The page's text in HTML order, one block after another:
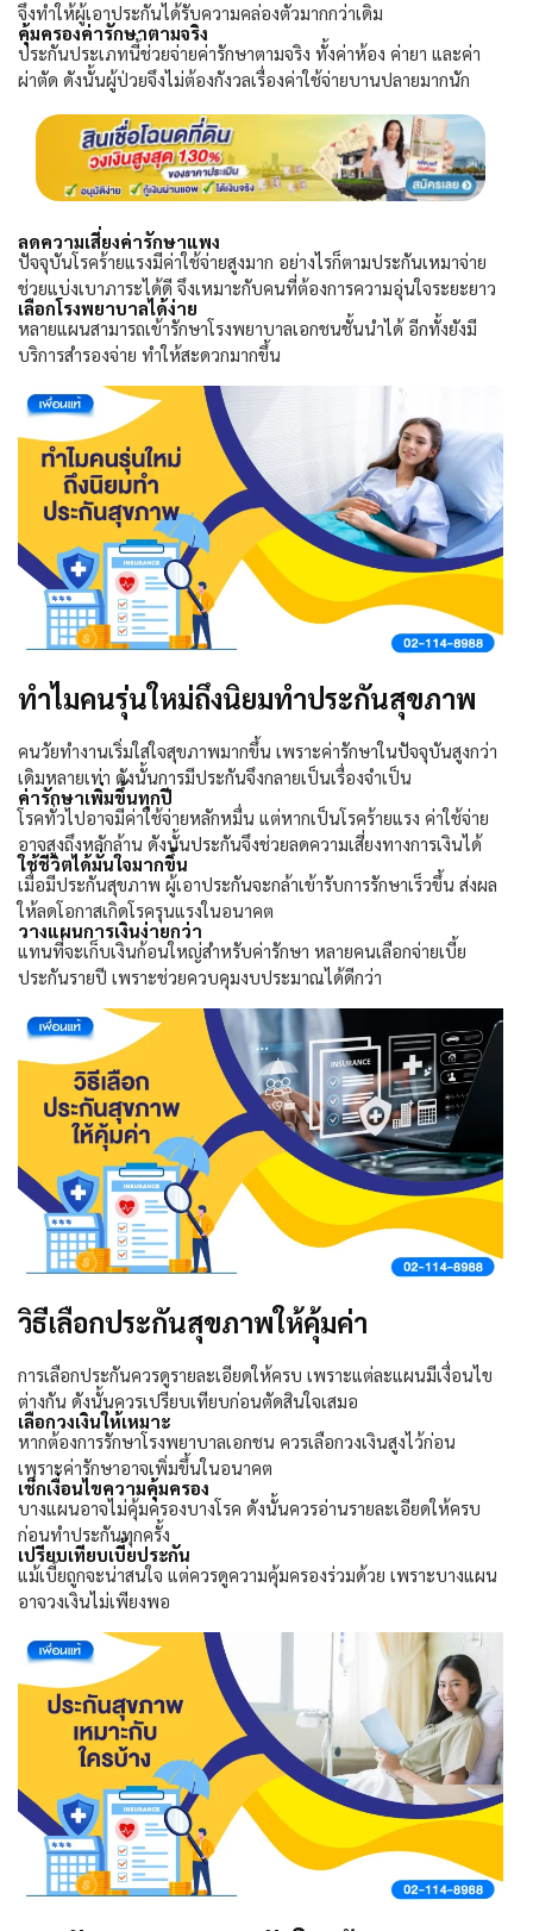
จึงทำให้ผู้เอาประกันได้รับความคล่องตัวมากกว่าเดิม
คุ้มครองค่ารักษาตามจริง
ประกันประเภทนี้ช่วยจ่ายค่ารักษาตามจริง ทั้งค่าห้อง ค่ายา และค่า
ผ่าตัด ดังนั้นผู้ป่วยจึงไม่ต้องกังวลเรื่องค่าใช้จ่ายบานปลายมากนัก
ลดความเสี่ยงค่ารักษาแพง
ปัจจุบันโรคร้ายแรงมีค่าใช้จ่ายสูงมาก อย่างไรก็ตามประกันเหมาจ่าย
ช่วยแบ่งเบาภาระได้ดี จึงเหมาะกับคนที่ต้องการความอุ่นใจระยะยาว
เลือกโรงพยาบาลได้ง่าย
หลายแผนสามารถเข้ารักษาโรงพยาบาลเอกชนชั้นนำได้ อีกทั้งยังมี
บริการสำรองจ่าย ทำให้สะดวกมากขึ้น
ทำไมคนรุ่นใหม่ถึงนิยมทำประกันสุขภาพ
คนวัยทำงานเริ่มใส่ใจสุขภาพมากขึ้น เพราะค่ารักษาในปัจจุบันสูงกว่า
เดิมหลายเท่า ดังนั้นการมีประกันจึงกลายเป็นเรื่องจำเป็น
ค่ารักษาเพิ่มขึ้นทุกปี
โรคทั่วไปอาจมีค่าใช้จ่ายหลักหมื่น แต่หากเป็นโรคร้ายแรง ค่าใช้จ่าย
อาจสูงถึงหลักล้าน ดังนั้นประกันจึงช่วยลดความเสี่ยงทางการเงินได้
ใช้ชีวิตได้มั่นใจมากขึ้น
เมื่อมีประกันสุขภาพ ผู้เอาประกันจะกล้าเข้ารับการรักษาเร็วขึ้น ส่งผล
ให้ลดโอกาสเกิดโรครุนแรงในอนาคต
วางแผนการเงินง่ายกว่า
แทนที่จะเก็บเงินก้อนใหญ่สำหรับค่ารักษา หลายคนเลือกจ่ายเบี้ย
ประกันรายปี เพราะช่วยควบคุมงบประมาณได้ดีกว่า
วิธีเลือกประกันสุขภาพให้คุ้มค่า
การเลือกประกันควรดูรายละเอียดให้ครบ เพราะแต่ละแผนมีเงื่อนไข
ต่างกัน ดังนั้นควรเปรียบเทียบก่อนตัดสินใจเสมอ
เลือกวงเงินให้เหมาะ
หากต้องการรักษาโรงพยาบาลเอกชน ควรเลือกวงเงินสูงไว้ก่อน
เพราะค่ารักษาอาจเพิ่มขึ้นในอนาคต
เช็กเงื่อนไขความคุ้มครอง
บางแผนอาจไม่คุ้มครองบางโรค ดังนั้นควรอ่านรายละเอียดให้ครบ
ก่อนทำประกันทุกครั้ง
เปรียบเทียบเบี้ยประกัน
แม้เบี้ยถูกจะน่าสนใจ แต่ควรดูความคุ้มครองร่วมด้วย เพราะบางแผน
อาจวงเงินไม่เพียงพอ